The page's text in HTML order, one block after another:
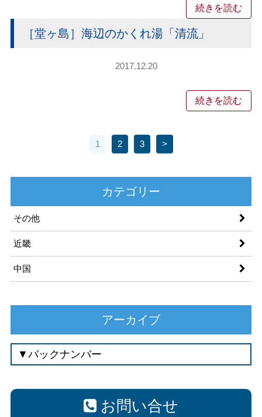
続きを読む
［堂ヶ島］海辺のかくれ湯「清流」
2017.12.20
続きを読む
1 2 3 >
カテゴリー
その他
近畿
中国
アーカイブ
お問い合せ